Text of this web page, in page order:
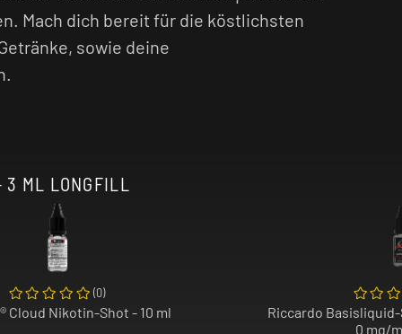
Mach dich bereit für die köstlichsten
sowie deine
ML LONGFILL
(0)
Cloud Nikotin-Shot - 10 ml
Riccardo
0 mg/